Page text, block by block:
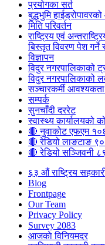
प्रयोगका सर्त
बुद्धभुमि
मिति परिवर्तन
राष्ट्रिय एवं
बिस्तृत विवरण पेश गर्ने
विज्ञापन
विदुर नगरपालिकाको
विदुर नगरपालिकाको
सञ्चारकर्मी
सम्पर्क
सुनचाँदी दररेट
स्वास्थ्य कार्यालयको
🔴 नुवाकोट एफएम
🔴 रेडियो लाङटाङ
🔴 रेडियो सञ्जिवनी
६३ औं राष्ट्रिय
Blog
Frontpage
Our Team
Privacy Policy
Survey 2083
आजकाे विनियमदर